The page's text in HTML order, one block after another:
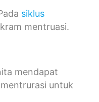
siklus
mentruasi.
mendapat
untuk